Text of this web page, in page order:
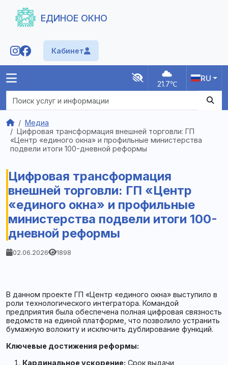
ЕДИНОЕ ОКНО
Кабинет
Главная
О нас
Новости
FAQ
Итоги
21.7℃
RU
Медиа
Цифровая трансформация внешней торговли: ГП
«Центр «единого окна» и профильные министерства
подвели итоги 100-дневной реформы
Цифровая трансформация
внешней торговли: ГП «Центр
«единого окна» и профильные
министерства подвели итоги 100-
дневной реформы
02.06.2026 1898
В данном проекте ГП «Центр «единого окна» выступило в
роли технологического интегратора. Командой
предприятия была обеспечена полная цифровая связность
ведомств на единой платформе, что позволило устранить
бумажную волокиту и исключить дублирование функций.
Ключевые достижения реформы:
Кардинальное ускорение: Срок выдачи